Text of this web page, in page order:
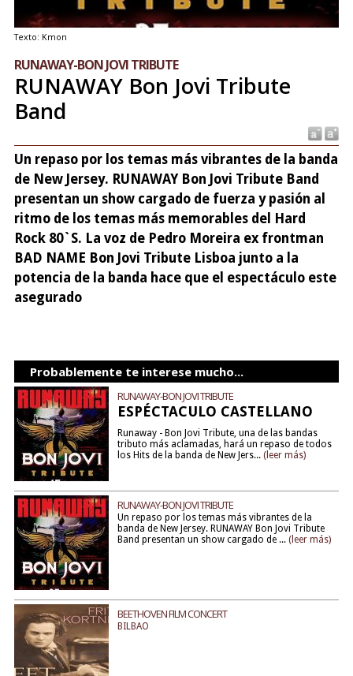
Texto: Kmon
RUNAWAY-BON JOVI TRIBUTE
RUNAWAY Bon Jovi Tribute
Band
Un repaso por los temas más vibrantes de la banda
de New Jersey. RUNAWAY Bon Jovi Tribute Band
presentan un show cargado de fuerza y pasión al
ritmo de los temas más memorables del Hard
Rock 80`S. La voz de Pedro Moreira ex frontman
BAD NAME Bon Jovi Tribute Lisboa junto a la
potencia de la banda hace que el espectáculo este
asegurado
Probablemente te interese mucho...
RUNAWAY-BON JOVI TRIBUTE
ESPÉCTACULO CASTELLANO
Runaway - Bon Jovi Tribute, una de las bandas
tributo más aclamadas, hará un repaso de todos
los Hits de la banda de New Jers... (leer más)
RUNAWAY-BON JOVI TRIBUTE
Un repaso por los temas más vibrantes de la
banda de New Jersey. RUNAWAY Bon Jovi Tribute
Band presentan un show cargado de ... (leer más)
BEETHOVEN FILM CONCERT
BILBAO